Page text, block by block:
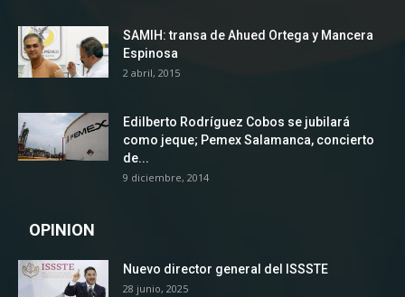
SAMIH: transa de Ahued Ortega y Mancera
Espinosa
2 abril, 2015
Edilberto Rodríguez Cobos se jubilará
como jeque; Pemex Salamanca, concierto
de...
9 diciembre, 2014
OPINION
Nuevo director general del ISSSTE
28 junio, 2025